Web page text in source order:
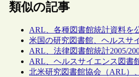
類似の記事
ARL、各種図書館統計資料を
米国の研究図書館、ヘルスサ
ARL、法律図書館統計2005/
ARL、ヘルスサイエンス図書
北米研究図書館協会（ARL）